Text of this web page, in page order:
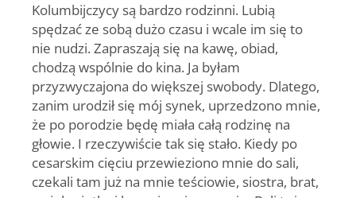
Kolumbijczycy są bardzo rodzinni. Lubią
spędzać ze sobą dużo czasu i wcale im się to
nie nudzi. Zapraszają się na kawę, obiad,
chodzą wspólnie do kina. Ja byłam
przyzwyczajona do większej swobody. Dlatego,
zanim urodził się mój synek, uprzedzono mnie,
że po porodzie będę miała całą rodzinę na
głowie. I rzeczywiście tak się stało. Kiedy po
cesarskim cięciu przewieziono mnie do sali,
czekali tam już na mnie teściowie, siostra, brat,